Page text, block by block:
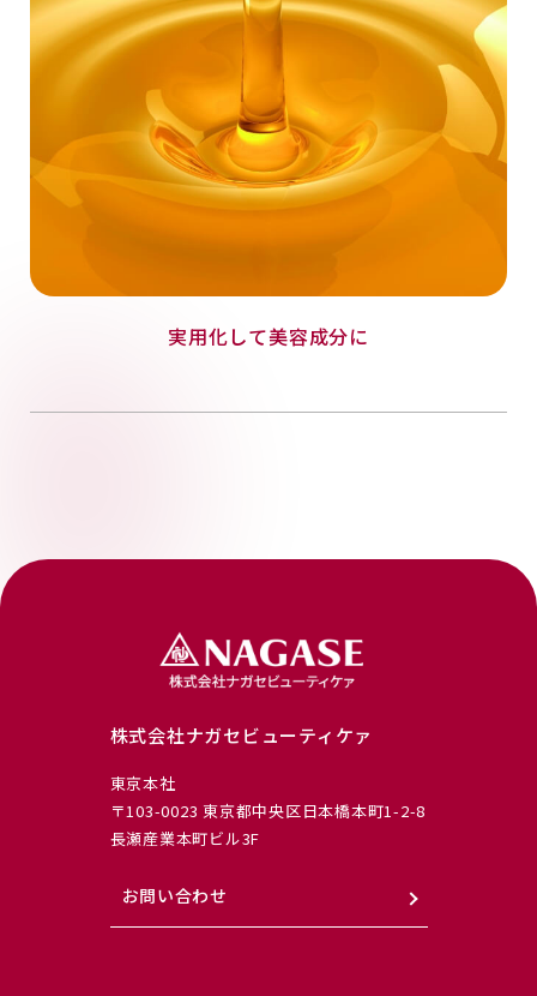
実用化して美容成分に
株式会社ナガセビューティケァ
東京本社
〒103-0023 東京都中央区日本橋本町1-2-8
長瀬産業本町ビル3F
お問い合わせ